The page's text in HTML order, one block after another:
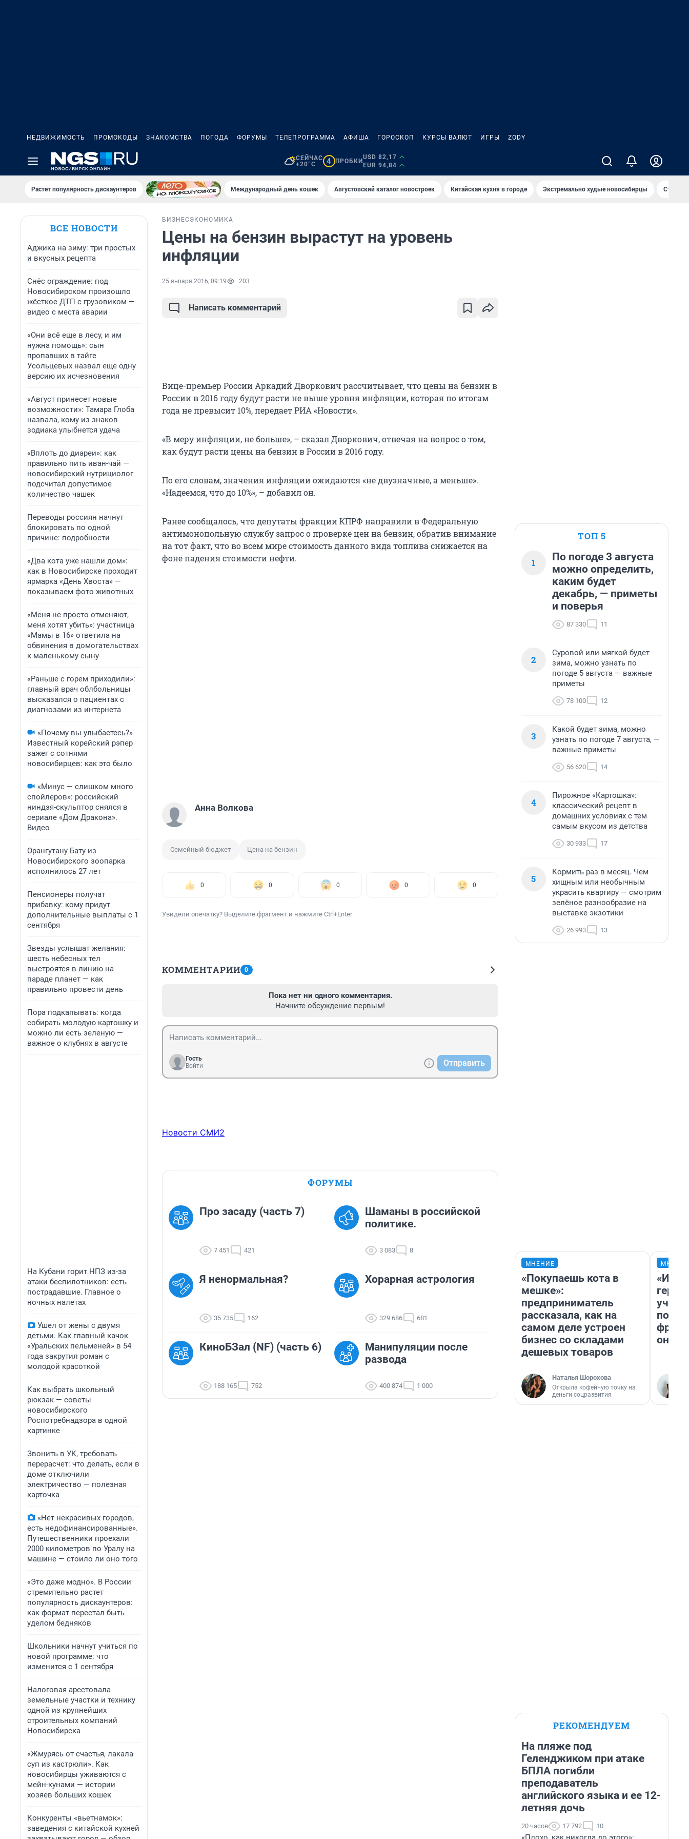
НЕДВИЖИМОСТЬ ПРОМОКОДЫ ЗНАКОМСТВА ПОГОДА ФОРУМЫ ТЕЛЕПРОГРАММА АФИША ГОРОСКОП КУРСЫ ВАЛЮТ ИГРЫ ZODY
СЕЙЧАС
+20°C
4 ПРОБКИ
USD 82,17
EUR 94,84
Растет популярность дискаунтеров Международный день кошек Августовский каталог новостроек Китайская кухня в городе Экстремально худые новосибирцы Старт
ВСЕ НОВОСТИ
Аджика на зиму: три простых
и вкусных рецепта
Снёс ограждение: под
Новосибирском произошло
жёсткое ДТП с грузовиком —
видео с места аварии
«Они всё еще в лесу, и им
нужна помощь»: сын
пропавших в тайге
Усольцевых назвал еще одну
версию их исчезновения
«Август принесет новые
возможности»: Тамара Глоба
назвала, кому из знаков
зодиака улыбнется удача
«Вплоть до диареи»: как
правильно пить иван-чай —
новосибирский нутрициолог
подсчитал допустимое
количество чашек
Переводы россиян начнут
блокировать по одной
причине: подробности
«Два кота уже нашли дом»:
как в Новосибирске проходит
ярмарка «День Хвоста» —
показываем фото животных
«Меня не просто отменяют,
меня хотят убить»: участница
«Мамы в 16» ответила на
обвинения в домогательствах
к маленькому сыну
«Раньше с горем приходили»:
главный врач облбольницы
высказался о пациентах с
диагнозами из интернета
«Почему вы улыбаетесь?»
Известный корейский рэпер
зажег с сотнями
новосибирцев: как это было
«Минус — слишком много
спойлеров»: российский
ниндзя-скульптор снялся в
сериале «Дом Дракона».
Видео
Орангутану Бату из
Новосибирского зоопарка
исполнилось 27 лет
Пенсионеры получат
прибавку: кому придут
дополнительные выплаты с 1
сентября
Звезды услышат желания:
шесть небесных тел
выстроятся в линию на
параде планет — как
правильно провести день
Пора подкапывать: когда
собирать молодую картошку и
можно ли есть зеленую —
важное о клубнях в августе
На Кубани горит НПЗ из-за
атаки беспилотников: есть
пострадавшие. Главное о
ночных налетах
Ушел от жены с двумя
детьми. Как главный качок
«Уральских пельменей» в 54
года закрутил роман с
молодой красоткой
Как выбрать школьный
рюкзак — советы
новосибирского
Роспотребнадзора в одной
картинке
Звонить в УК, требовать
перерасчет: что делать, если в
доме отключили
электричество — полезная
карточка
«Нет некрасивых городов,
есть недофинансированные».
Путешественники проехали
2000 километров по Уралу на
машине — стоило ли оно того
«Это даже модно». В России
стремительно растет
популярность дискаунтеров:
как формат перестал быть
уделом бедняков
Школьники начнут учиться по
новой программе: что
изменится с 1 сентября
Налоговая арестовала
земельные участки и технику
одной из крупнейших
строительных компаний
Новосибирска
«Жмурясь от счастья, лакала
суп из кастрюли». Как
новосибирцы уживаются с
мейн-кунами — истории
хозяев больших кошек
Конкуренты «вьетнамок»:
заведения с китайской кухней
БИЗНЕС ЭКОНОМИКА
Цены на бензин вырастут на уровень
инфляции
25 января 2016, 09:19 203
Написать комментарий
Вице-премьер России Аркадий Дворкович рассчитывает, что цены на бензин в
России в 2016 году будут расти не выше уровня инфляции, которая по итогам
года не превысит 10%, передает РИА «Новости».
«В меру инфляции, не больше», – сказал Дворкович, отвечая на вопрос о том,
как будут расти цены на бензин в России в 2016 году.
По его словам, значения инфляции ожидаются «не двузначные, а меньше».
«Надеемся, что до 10%», – добавил он.
Ранее сообщалось, что депутаты фракции КПРФ направили в Федеральную
антимонопольную службу запрос о проверке цен на бензин, обратив внимание
на тот факт, что во всем мире стоимость данного вида топлива снижается на
фоне падения стоимости нефти.
Анна Волкова
Семейный бюджет Цена на бензин
0 0 0 0 0
Увидели опечатку? Выделите фрагмент и нажмите Ctrl+Enter
КОММЕНТАРИИ 0
Пока нет ни одного комментария.
Начните обсуждение первым!
Гость
Войти
Отправить
Новости СМИ2
ФОРУМЫ
Про засаду (часть 7)
7 451 421
Шаманы в российской
политике.
3 083 8
Я ненормальная?
35 735 162
Хорарная астрология
329 686 681
КиноБЗал (NF) (часть 6)
188 165 752
Манипуляции после
развода
400 874 1 000
ТОП 5
1
По погоде 3 августа
можно определить,
каким будет
декабрь, — приметы
и поверья
87 330 11
2
Суровой или мягкой будет
зима, можно узнать по
погоде 5 августа — важные
приметы
78 100 12
3
Какой будет зима, можно
узнать по погоде 7 августа, —
важные приметы
56 620 14
4
Пирожное «Картошка»:
классический рецепт в
домашних условиях с тем
самым вкусом из детства
30 933 17
5
Кормить раз в месяц. Чем
хищным или необычным
украсить квартиру — смотрим
зелёное разнообразие на
выставке экзотики
26 993 13
МНЕНИЕ
«Покупаешь кота в
мешке»:
предприниматель
рассказала, как на
самом деле устроен
бизнес со складами
дешевых товаров
Наталья Шорохова
Открыла кофейную точку на
деньги соцразвития
учит
она
РЕКОМЕНДУЕМ
На пляже под
Геленджиком при атаке
БПЛА погибли
преподаватель
английского языка и ее 12-
летняя дочь
20 часов 17 792 10